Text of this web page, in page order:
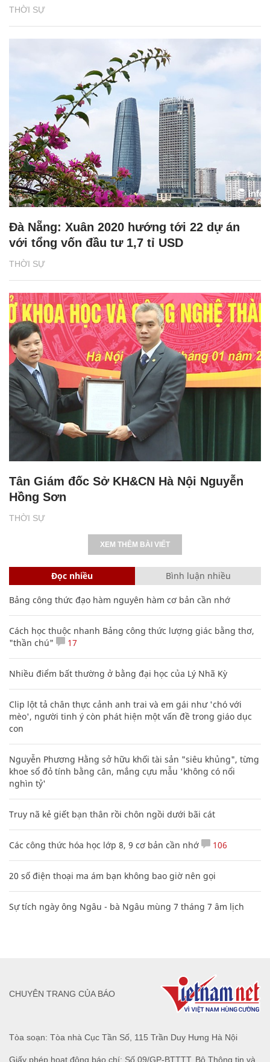
THỜI SỰ
THỜI SỰ
Đà Nẵng: Xuân 2020 hướng tới 22 dự án
với tổng vốn đầu tư 1,7 tỉ USD
THỜI SỰ
Tân Giám đốc Sở KH&CN Hà Nội Nguyễn
Hồng Sơn
XEM THÊM BÀI VIẾT
Đọc nhiều Bình luận nhiều
Bảng công thức đạo hàm nguyên hàm cơ bản cần nhớ
Cách học thuộc nhanh Bảng công thức lượng giác bằng thơ,
"thần chú"
17
Nhiều điểm bất thường ở bằng đại học của Lý Nhã Kỳ
Clip lột tả chân thực cảnh anh trai và em gái như 'chó với
mèo', người tinh ý còn phát hiện một vấn đề trong giáo dục
con
Nguyễn Phương Hằng sở hữu khối tài sản "siêu khủng", từng
khoe sổ đỏ tính bằng cân, mắng cựu mẫu 'không có nổi
nghìn tỷ'
Truy nã kẻ giết bạn thân rồi chôn ngồi dưới bãi cát
Các công thức hóa học lớp 8, 9 cơ bản cần nhớ 106
20 số điện thoại ma ám bạn không bao giờ nên gọi
Sự tích ngày ông Ngâu - bà Ngâu mùng 7 tháng 7 âm lịch
Tòa soạn: Tòa nhà Cục Tần Số, 115 Trần Duy Hưng Hà Nội
Giấy phép hoạt động báo chí: Số 09/GP-BTTTT, Bộ Thông tin và
CHUYÊN TRANG CỦA BÁO